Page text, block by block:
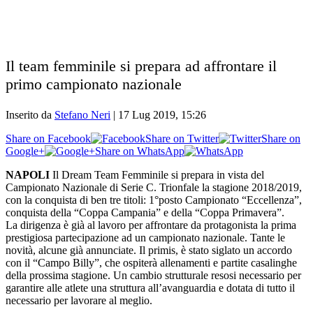
Il team femminile si prepara ad affrontare il
primo campionato nazionale
Inserito da Stefano Neri | 17 Lug 2019, 15:26
Share on Facebook
Share on Twitter
Share on
Google+
Share on WhatsApp
NAPOLI Il Dream Team Femminile si prepara in vista del
Campionato Nazionale di Serie C. Trionfale la stagione 2018/2019,
con la conquista di ben tre titoli: 1°posto Campionato “Eccellenza”,
conquista della “Coppa Campania” e della “Coppa Primavera”.
La dirigenza è già al lavoro per affrontare da protagonista la prima
prestigiosa partecipazione ad un campionato nazionale. Tante le
novità, alcune già annunciate. Il primis, è stato siglato un accordo
con il “Campo Billy”, che ospiterà allenamenti e partite casalinghe
della prossima stagione. Un cambio strutturale resosi necessario per
garantire alle atlete una struttura all’avanguardia e dotata di tutto il
necessario per lavorare al meglio.